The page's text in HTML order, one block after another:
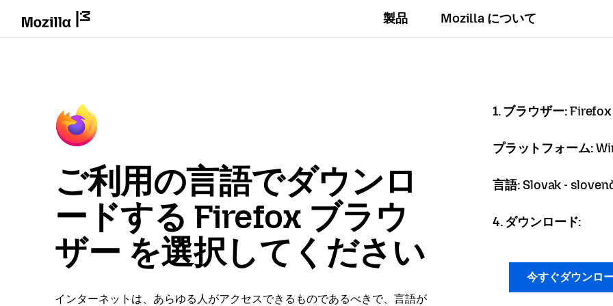
製品 Mozilla について
ご利用の言語でダウンロ
ードする Firefox ブラウ
ザー を選択してください
インターネットは、あらゆる人がアクセスできるものであるべきで、言語が
1. ブラウザー:Firefox
プラットフォーム:
言語: Slovak -
4. ダウンロード:
今すぐダウンロ